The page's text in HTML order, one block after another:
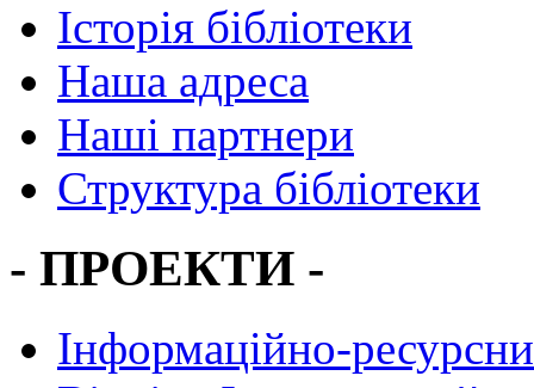
Історія бібліотеки
Наша адреса
Наші партнери
Структура бібліотеки
- ПРОЕКТИ -
Інформаційно-